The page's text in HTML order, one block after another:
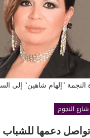
النجمة "إلهام شاهين" إلى
شارع النجوم
تواصل دعمها